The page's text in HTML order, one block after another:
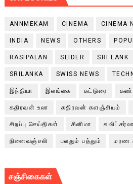
ANNMEKAM CINEMA CINEMA
INDIA NEWS OTHERS
RASIPALAN SLIDER SRI LANK
SRILANKA SWISS NEWS
இந்தியா இலங்கை கட்டுரை
கதிரவன் உலா கதிரவன் களஞ்சியம்
சிறப்பு செய்திகள் சினிமா
நினைவஞ்சலி பலதும் பத்தும் மரண
சஞ்சிகைகள்